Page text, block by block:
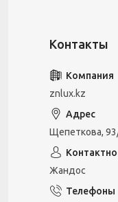
znlux.kz
Щепеткова,
Жандос